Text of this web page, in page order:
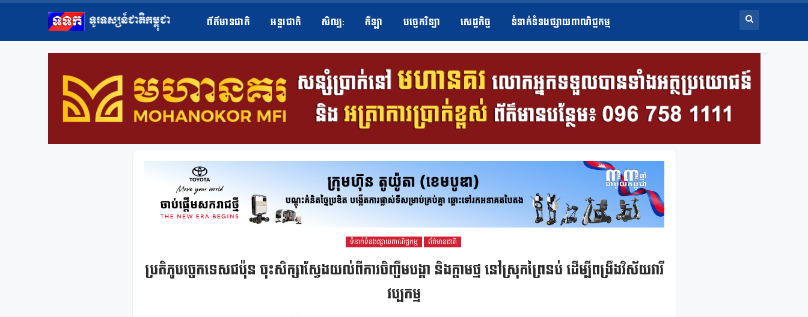
ព័ត៌មានជាតិ អន្តរជាតិ សិល្ប​: កីឡា បច្ចេកវិទ្យា សេដ្ឋកិច្ច ទំនាក់ទំនងផ្សាយពាណិជ្ជកម្ម
ទំនាក់ទំនងផ្សាយពាណិជ្ជកម្ម ព័ត៌មានជាតិ
ប្រតិភូបច្ចេកទេសជប៉ុន ចុះសិក្សាស្វែងយល់ពីការចិញ្ចឹមបង្គា និងក្តាមថ្ម នៅស្រុកព្រៃនប់ ដើម្បីពង្រឹងវិស័យវារី
វប្បកម្ម